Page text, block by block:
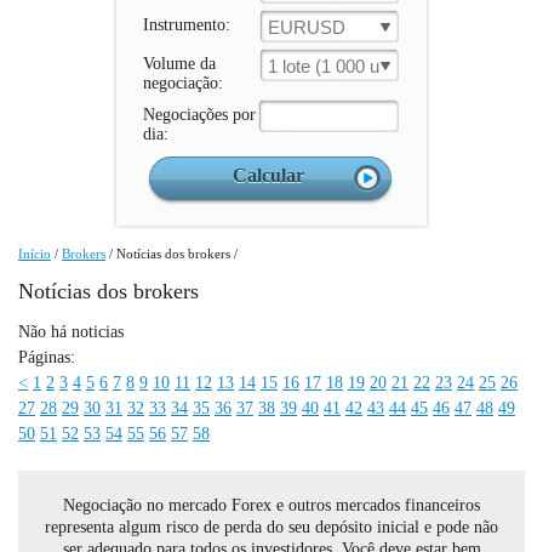
Instrumento: EURUSD
Volume da
negociação:
1 lote (1 000 un.)
Negociações por
dia:
Início / Brokers / Notícias dos brokers /
Notícias dos brokers
Não há noticias
Páginas:
< 1 2 3 4 5 6 7 8 9 10 11 12 13 14 15 16 17 18 19 20 21 22 23 24 25 26
27 28 29 30 31 32 33 34 35 36 37 38 39 40 41 42 43 44 45 46 47 48 49
50 51 52 53 54 55 56 57 58
Negociação no mercado Forex e outros mercados financeiros
representa algum risco de perda do seu depósito inicial e pode não